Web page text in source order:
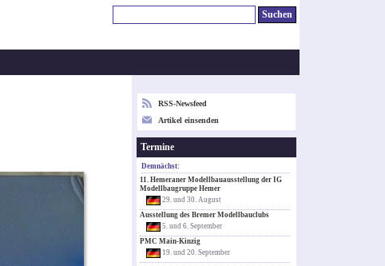
RSS-Newsfeed
Artikel einsenden
Termine
Demnächst:
11. Hemeraner Modellbauausstellung der IG
Modellbaugruppe Hemer
29. und 30. August
Ausstellung des Bremer Modellbauclubs
5. und 6. September
PMC Main-Kinzig
19. und 20. September